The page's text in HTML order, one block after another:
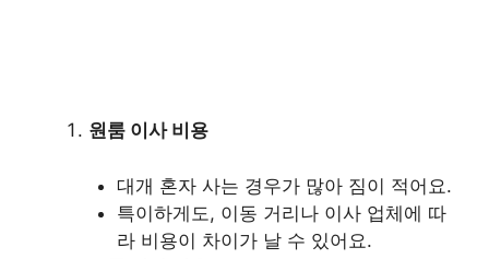
원룸 이사 비용
대개 혼자 사는 경우가 많아 짐이 적어요.
특이하게도, 이동 거리나 이사 업체에 따
라 비용이 차이가 날 수 있어요.